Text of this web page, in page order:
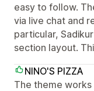
easy to follow.
via live chat and
particular,
section layout.
NINO'S PIZZA
The theme